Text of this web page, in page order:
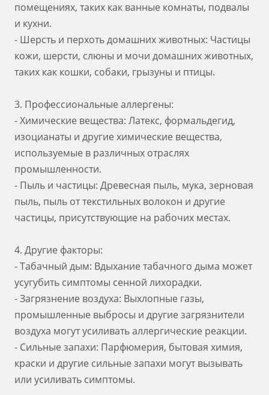
помещениях, таких как ванные комнаты, подвалы
и кухни.
- Шерсть и перхоть домашних животных: Частицы
кожи, шерсти, слюны и мочи домашних животных,
таких как кошки, собаки, грызуны и птицы.
3. Профессиональные аллергены:
- Химические вещества: Латекс, формальдегид,
изоцианаты и другие химические вещества,
используемые в различных отраслях
промышленности.
- Пыль и частицы: Древесная пыль, мука, зерновая
пыль, пыль от текстильных волокон и другие
частицы, присутствующие на рабочих местах.
4. Другие факторы:
- Табачный дым: Вдыхание табачного дыма может
усугубить симптомы сенной лихорадки.
- Загрязнение воздуха: Выхлопные газы,
промышленные выбросы и другие загрязнители
воздуха могут усиливать аллергические реакции.
- Сильные запахи: Парфюмерия, бытовая химия,
краски и другие сильные запахи могут вызывать
или усиливать симптомы.